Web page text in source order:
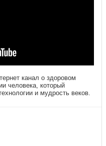
канал о здоровом
человека, который
и мудрость веков.